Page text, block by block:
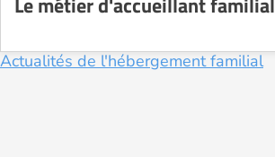
Actualités de l'hébergement familial